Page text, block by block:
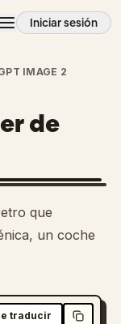
Iniciar sesión
IMAGE 2
de
que
un coche
traducir